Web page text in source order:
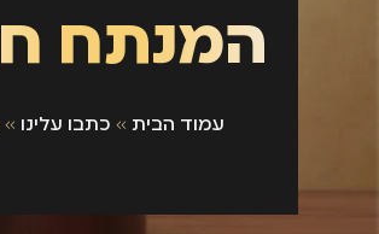
עמוד הבית» כתבו עלינו »